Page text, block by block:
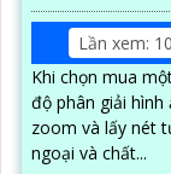
Lần xem:
Khi chọn mua
độ phân giải hình
zoom và lấy nét
ngoại và chất...